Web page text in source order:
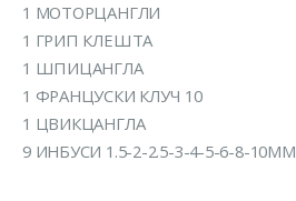
1 МОТОРЦАНГЛИ
1 ГРИП КЛЕШТА
1 ШПИЦАНГЛА
1 ФРАНЦУСКИ КЛУЧ 10
1 ЦВИКЦАНГЛА
9 ИНБУСИ 1.5-2-2.5-3-4-5-6-8-10MM